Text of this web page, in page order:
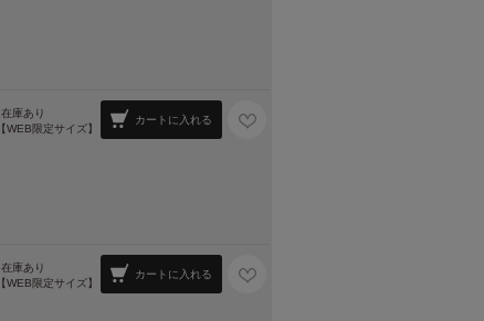
在庫あり
【WEB限定サイズ】
カートに入れる
在庫あり
【WEB限定サイズ】
カートに入れる